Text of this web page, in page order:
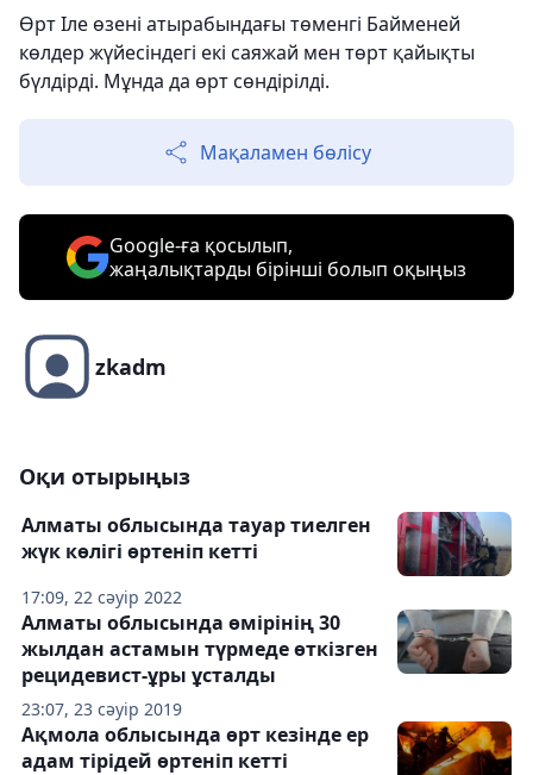
Өрт Іле өзені атырабындағы төменгі Байменей
көлдер жүйесіндегі екі саяжай мен төрт қайықты
бүлдірді. Мұнда да өрт сөндірілді.
Мақаламен бөлісу
Google-ға қосылып,
жаңалықтарды бірінші болып оқыңыз
zkadm
Оқи отырыңыз
17:09, 22 сәуір 2022
Алматы облысында тауар тиелген
жүк көлігі өртеніп кетті
23:07, 23 сәуір 2019
Алматы облысында өмірінің 30
жылдан астамын түрмеде өткізген
рецидевист-ұры ұсталды
Ақмола облысында өрт кезінде ер
адам тірідей өртеніп кетті